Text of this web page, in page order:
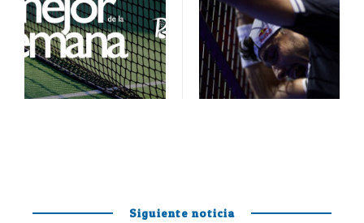
Siguiente noticia